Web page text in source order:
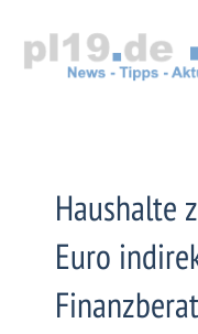
springen
Haushalte
Euro